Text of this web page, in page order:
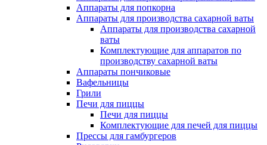
Аппараты для попкорна
Аппараты для производства сахарной ваты
Аппараты для производства сахарной
ваты
Комплектующие для аппаратов по
производству сахарной ваты
Аппараты пончиковые
Вафельницы
Грили
Печи для пиццы
Печи для пиццы
Комплектующие для печей для пиццы
Прессы для гамбургеров